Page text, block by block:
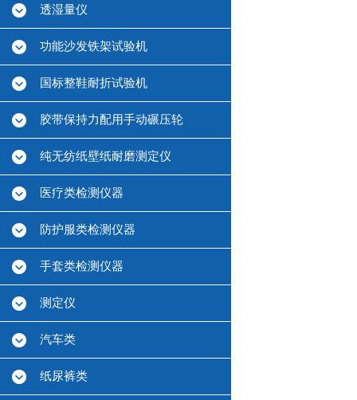
透湿量仪
功能沙发铁架试验机
国标整鞋耐折试验机
胶带保持力配用手动碾压轮
纯无纺纸壁纸耐磨测定仪
医疗类检测仪器
防护服类检测仪器
手套类检测仪器
测定仪
汽车类
纸尿裤类